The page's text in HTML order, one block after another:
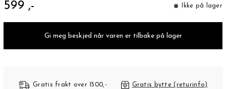
599 ,- Ikke på lager
Gi meg beskjed når varen er tilbake på lager
Gratis frakt over 1500,- Gratis bytte (returinfo)